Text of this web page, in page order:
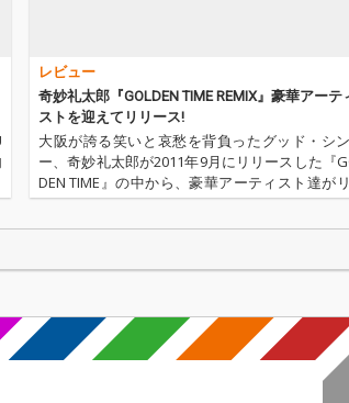
レビュー
奇妙礼太郎『GOLDEN TIME REMIX』豪華アーテ
ストを迎えてリリース!
大阪が誇る笑いと哀愁を背負ったグッド・シ
ー、奇妙礼太郎が2011年9月にリリースした『
DEN TIME』の中から、豪華アーティスト達が
ックス! 曽我部恵一、SHINCO(スチャダラパー)